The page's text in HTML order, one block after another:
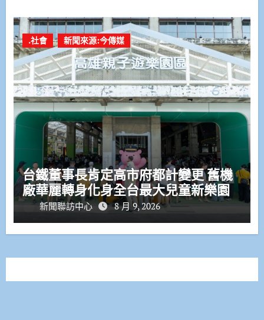
.社會 新聞來源:今傳媒
台鐵董事長肯定高市府都計變更 舊機
廠華麗轉身化身全台最大兒童新樂園
新聞聯訪中心 8 月 9, 2026